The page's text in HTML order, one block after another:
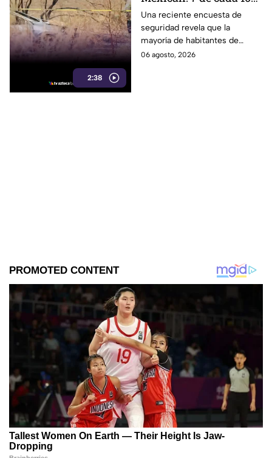
2:38
habitantes sienten
temor de vivir en la
capital cachanilla
Una reciente encuesta de
seguridad revela que la
mayoría de habitantes de
Mexicali mantiene una
06 agosto, 2026